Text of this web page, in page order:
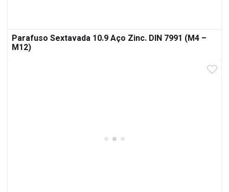
Parafuso Sextavada 10.9 Aço Zinc. DIN 7991 (M4 –
M12)